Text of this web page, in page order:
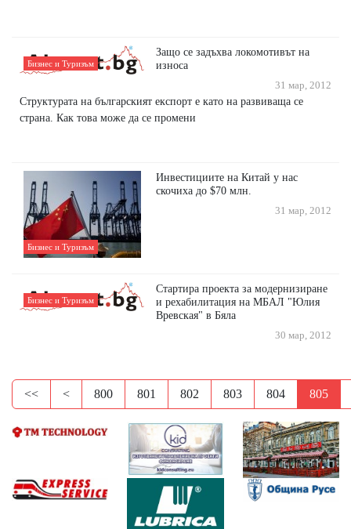
Бизнес и Туризъм
Защо се задъхва локомотивът на
износа
31 мар, 2012
Структурата на българският експорт е като на развиваща се
страна. Как това може да се промени
Бизнес и Туризъм
Инвестициите на Китай у нас
скочиха до $70 млн.
31 мар, 2012
Бизнес и Туризъм
Стартира проекта за модернизиране
и рехабилитация на МБАЛ "Юлия
Вревская" в Бяла
30 мар, 2012
<< < 800 801 802 803 804 805